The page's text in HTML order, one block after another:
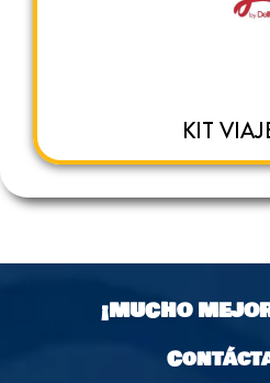
KIT
¡MUCHO